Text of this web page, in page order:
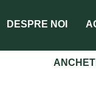
DESPRE NOI